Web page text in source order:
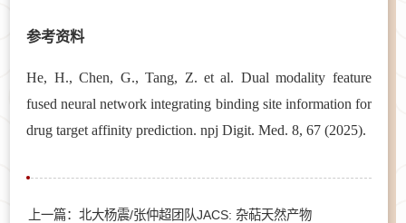
参考资料
He, H., Chen, G., Tang, Z. et al. Dual modality feature
fused neural network integrating binding site information for
drug target affinity prediction. npj Digit. Med. 8, 67 (2025).
上一篇：北大杨震/张仲超团队JACS: 杂萜天然产物